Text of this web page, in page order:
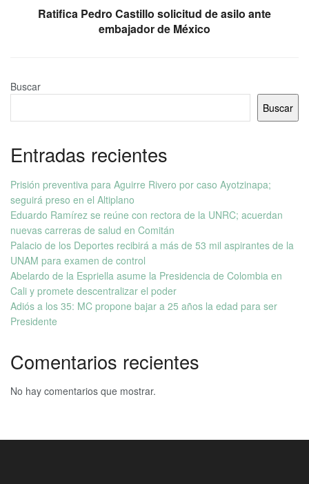
Ratifica Pedro Castillo solicitud de asilo ante
embajador de México
Buscar
Buscar
Entradas recientes
Prisión preventiva para Aguirre Rivero por caso Ayotzinapa;
seguirá preso en el Altiplano
Eduardo Ramírez se reúne con rectora de la UNRC; acuerdan
nuevas carreras de salud en Comitán
Palacio de los Deportes recibirá a más de 53 mil aspirantes de la
UNAM para examen de control
Abelardo de la Espriella asume la Presidencia de Colombia en
Cali y promete descentralizar el poder
Adiós a los 35: MC propone bajar a 25 años la edad para ser
Presidente
Comentarios recientes
No hay comentarios que mostrar.